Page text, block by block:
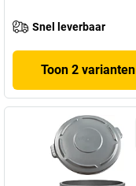
Snel leverbaar
Toon 2 varianten